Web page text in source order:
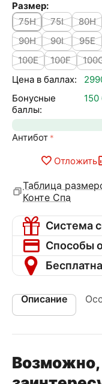
Размер:
75H
75I 80H
90H
90I 95E
100E
100F
Цена в баллах:
Бонусные
баллы:
150
Антибот
Отложить
Таблица
Конте Спа
Система
Способы
Описание
Возможно,